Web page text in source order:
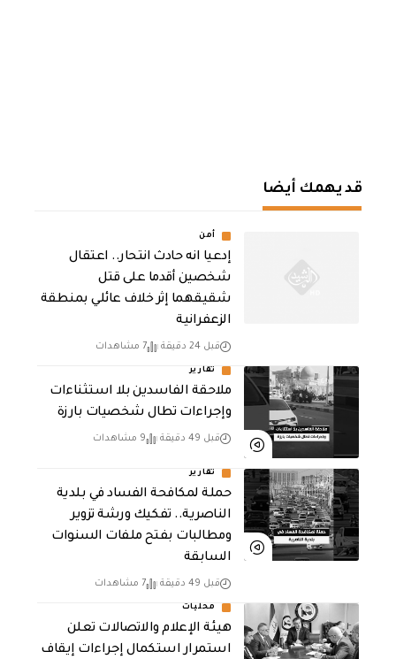
قد يهمك أيضا
أمن
إدعيا انه حادث انتحار.. اعتقال
شخصين أقدما على قتل
شقيقهما إثر خلاف عائلي بمنطقة
الزعفرانية
قبل 24 دقيقة 7 مشاهدات
تقارير
ملاحقة الفاسدين بلا استثناءات
وإجراءات تطال شخصيات بارزة
قبل 49 دقيقة 9 مشاهدات
تقارير
حملة لمكافحة الفساد في بلدية
الناصرية.. تفكيك ورشة تزوير
ومطالبات بفتح ملفات السنوات
السابقة
قبل 49 دقيقة 7 مشاهدات
محليات
هيئة الإعلام والاتصالات تعلن
استمرار استكمال إجراءات إيقاف